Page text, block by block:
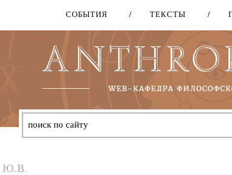
Перейти
основному
содержанию
СОБЫТИЯ ТЕКСТЫ
Ю.В.